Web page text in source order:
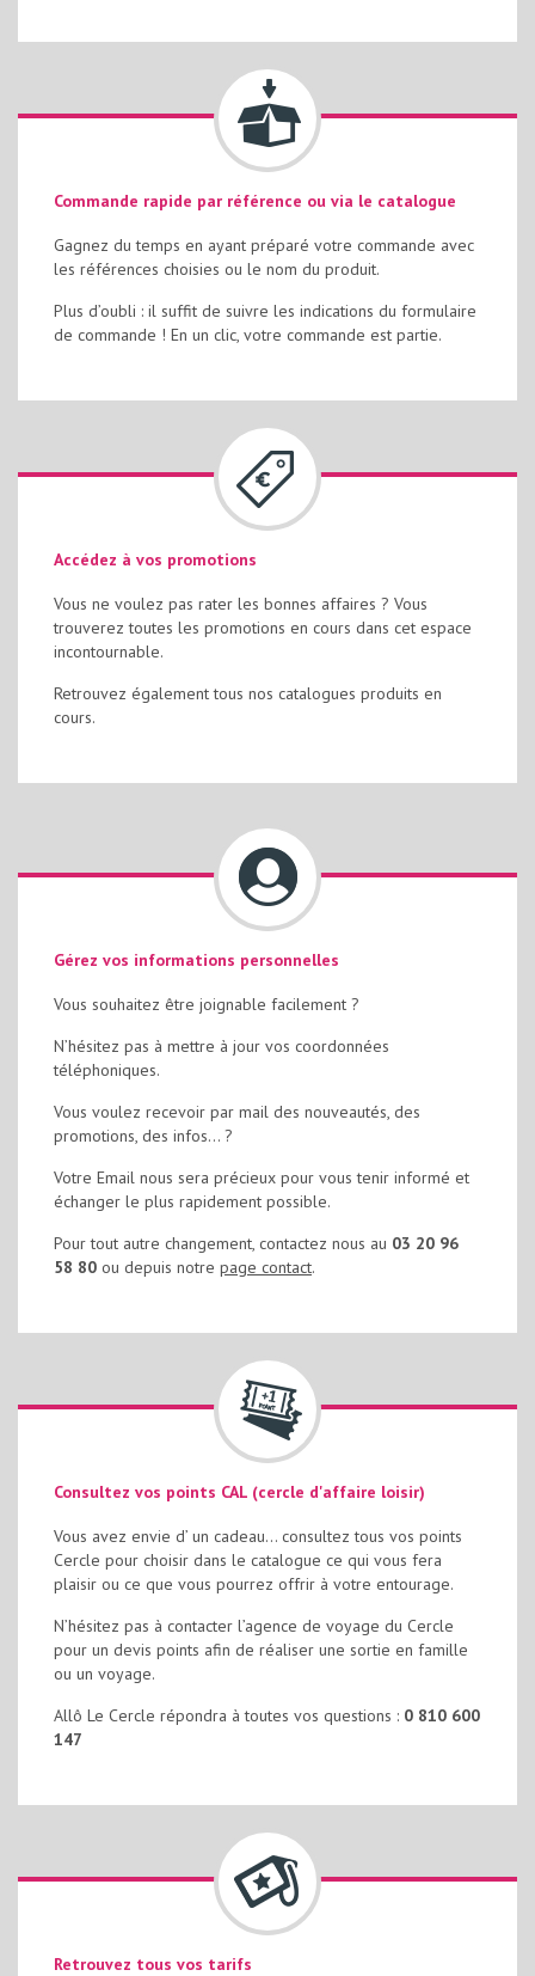
Commande rapide par référence ou via le catalogue
Gagnez du temps en ayant préparé votre commande avec
les références choisies ou le nom du produit.
Plus d’oubli : il suffit de suivre les indications du formulaire
de commande ! En un clic, votre commande est partie.
Accédez à vos promotions
Vous ne voulez pas rater les bonnes affaires ? Vous
trouverez toutes les promotions en cours dans cet espace
incontournable.
Retrouvez également tous nos catalogues produits en
cours.
Gérez vos informations personnelles
Vous souhaitez être joignable facilement ?
N’hésitez pas à mettre à jour vos coordonnées
téléphoniques.
Vous voulez recevoir par mail des nouveautés, des
promotions, des infos… ?
Votre Email nous sera précieux pour vous tenir informé et
échanger le plus rapidement possible.
Pour tout autre changement, contactez nous au 03 20 96
58 80 ou depuis notre page contact.
Consultez vos points CAL (cercle d'affaire loisir)
Vous avez envie d’ un cadeau… consultez tous vos points
Cercle pour choisir dans le catalogue ce qui vous fera
plaisir ou ce que vous pourrez offrir à votre entourage.
N’hésitez pas à contacter l’agence de voyage du Cercle
pour un devis points afin de réaliser une sortie en famille
ou un voyage.
Allô Le Cercle répondra à toutes vos questions : 0 810 600
147
Retrouvez tous vos tarifs